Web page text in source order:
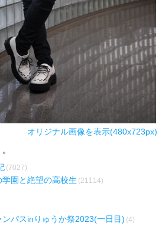
オリジナル画像を表示(480x723px)
(7027)
園と絶望の高校生 (21114)
パスinりゅうか祭2023(一日目) (4)